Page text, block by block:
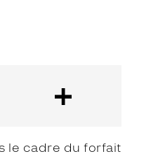
le cadre du forfait